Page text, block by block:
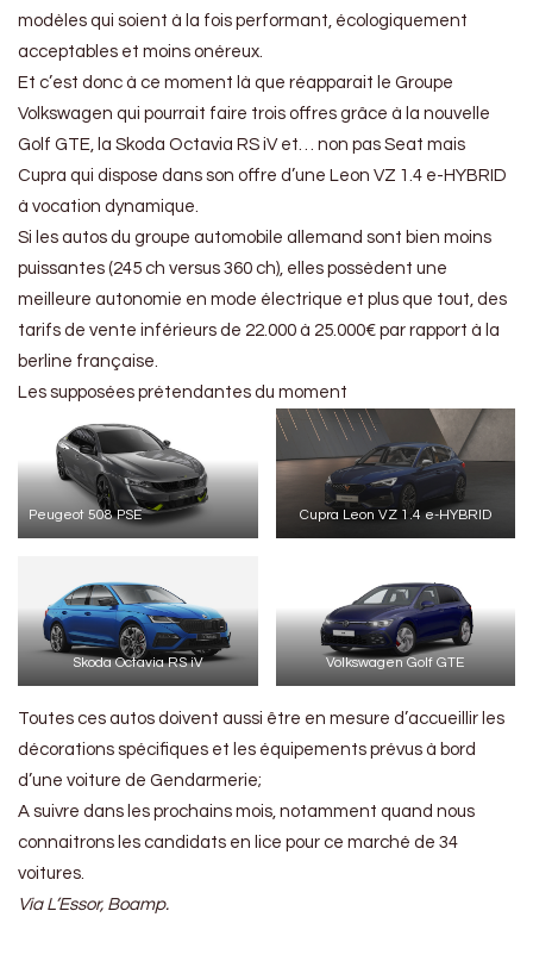
modèles qui soient à la fois performant, écologiquement
acceptables et moins onéreux.
Et c’est donc à ce moment là que réapparait le Groupe
Volkswagen qui pourrait faire trois offres grâce à la nouvelle
Golf GTE, la Skoda Octavia RS iV et… non pas Seat mais
Cupra qui dispose dans son offre d’une Leon VZ 1.4 e-HYBRID
à vocation dynamique.
Si les autos du groupe automobile allemand sont bien moins
puissantes (245 ch versus 360 ch), elles possèdent une
meilleure autonomie en mode électrique et plus que tout, des
tarifs de vente inférieurs de 22.000 à 25.000€ par rapport à la
berline française.
Les supposées prétendantes du moment
Peugeot 508 PSE Cupra Leon VZ 1.4 e-HYBRID
Skoda Octavia RS iV Volkswagen Golf GTE
Toutes ces autos doivent aussi être en mesure d’accueillir les
décorations spécifiques et les équipements prévus à bord
d’une voiture de Gendarmerie;
A suivre dans les prochains mois, notamment quand nous
connaitrons les candidats en lice pour ce marché de 34
voitures.
Via L’Essor, Boamp.